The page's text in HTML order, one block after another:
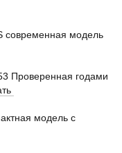
современная модель
Проверенная годами
модель с